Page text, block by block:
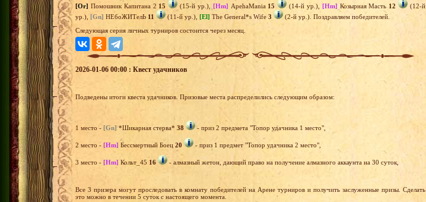
[Or] Помошник Капитана 2 15 (15-й ур.), [Hm] ApehaMania 15 (14-й ур.), [Hm] Козырная Масть 12
(12-й
ур.), [Gn] НЕбоЖИТелЬ 11 (11-й ур.), [El] The General*s Wife 3
(2-й ур.). Поздравляем победителей.
Следующая серия личных турниров состоится через месяц.
2026-01-06 00:00 : Квест удачников
Подведены итоги квеста удачников. Призовые места распределились следующим образом:
1 место - [Gn] *Шикарная стерва* 38 - приз 2 предмета "Топор удачника 1 место",
2 место - [Hm] Бессмертный Боец 20 - приз 1 предмет "Топор удачника 2 место",
3 место - [Hm] Кольт_45 16 - алмазный жетон, дающий право на получение алмазного аккаунта на 30 суток,
Все 3 призера могут проследовать в комнату победителей на Арене турниров и получить заслуженные призы. Сделать
это можно в течении 5 суток с настоящего момента.